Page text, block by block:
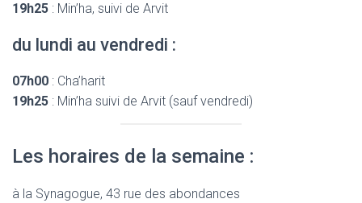
19h25 : Min’ha, suivi de Arvit
du lundi au vendredi :
07h00 : Cha’harit
19h25 : Min’ha suivi de Arvit (sauf vendredi)
Les horaires de la semaine :
à la Synagogue, 43 rue des abondances